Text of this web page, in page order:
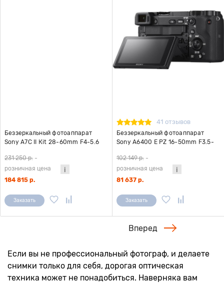
Беззеркальный фотоаппарат
Sony A7С II Кit 28-60mm F4-5.6
231 250 р. -
розничная цена
184 815 р.
Заказать
41 отзывов
Беззеркальный фотоаппарат
Sony A6400 E PZ 16-50mm F3.5-
102 149 р. -
розничная цена
81 637 р.
Заказать
Вперед
Если вы не профессиональный фотограф, и делаете
снимки только для себя, дорогая оптическая
техника может не понадобиться. Наверняка вам